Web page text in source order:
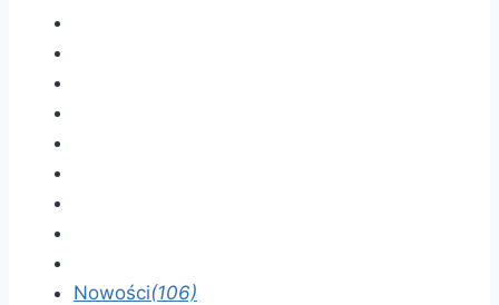
Nowości(106)